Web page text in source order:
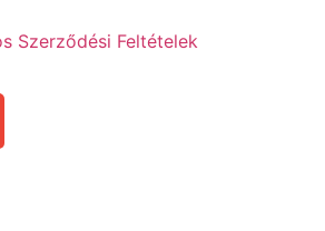
Szerződési Feltételek